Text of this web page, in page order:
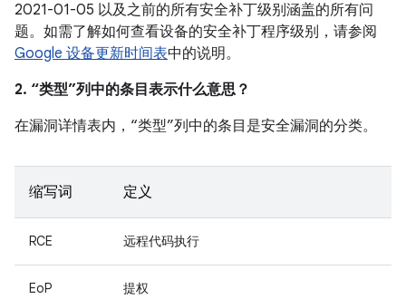
2021-01-05 以及之前的所有安全补丁级别涵盖的所有问
题。如需了解如何查看设备的安全补丁程序级别，请参阅
Google 设备更新时间表中的说明。
2. “类型”列中的条目表示什么意思？
在漏洞详情表内，“类型”列中的条目是安全漏洞的分类。
缩写词 定义
RCE 远程代码执行
EoP 提权